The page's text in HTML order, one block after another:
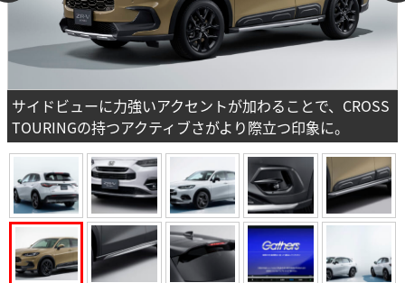
サイドビューに力強いアクセントが加わることで、CROSS
TOURINGの持つアクティブさがより際立つ印象に。